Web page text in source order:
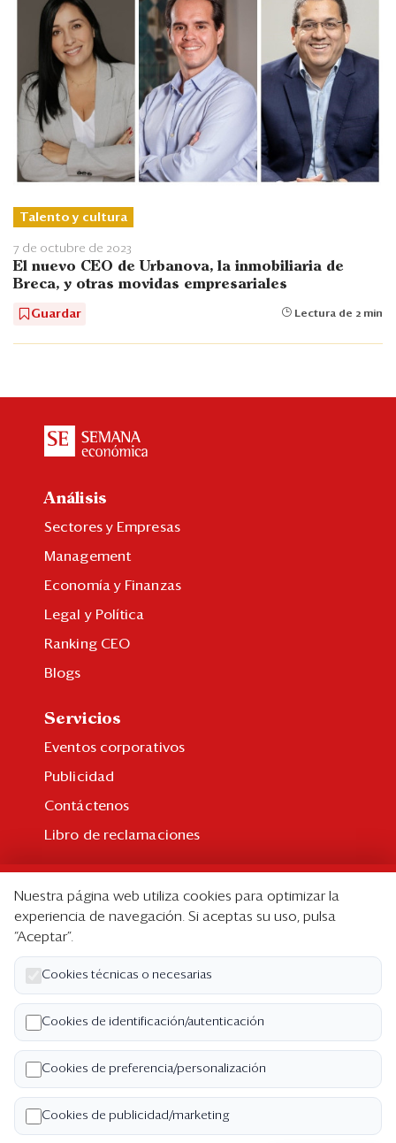
Talento y cultura
7 de octubre de 2023
El nuevo CEO de Urbanova, la inmobiliaria de
Breca, y otras movidas empresariales
Guardar Lectura de 2 min
Análisis
Sectores y Empresas
Management
Economía y Finanzas
Legal y Política
Ranking CEO
Blogs
Servicios
Eventos corporativos
Publicidad
Contáctenos
Libro de reclamaciones
Suscripción individual
Paquetes corporativos
Edición Impresa
Nosotros
Quiénes somos
Código de ética
Términos y Condiciones
Nuestra página web utiliza cookies para optimizar la
experiencia de navegación. Si aceptas su uso, pulsa
“Aceptar”.
Cookies técnicas o necesarias
Cookies de identificación/autenticación
Cookies de preferencia/personalización
Cookies de publicidad/marketing